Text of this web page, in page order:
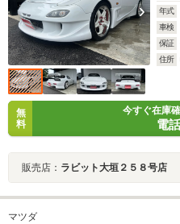
年式
車検
保証
住所
無
料
今すぐ在庫
電
販売店： ラビット大垣２５８号店
マツダ